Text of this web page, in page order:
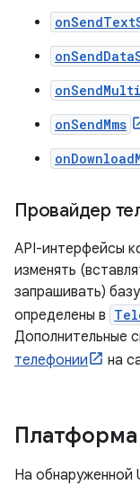
onSendMms
Провайдер
API-интерфейсы
изменять
запрашивать)
определены в
Дополнительные
телефонии
на
На обнаруженной